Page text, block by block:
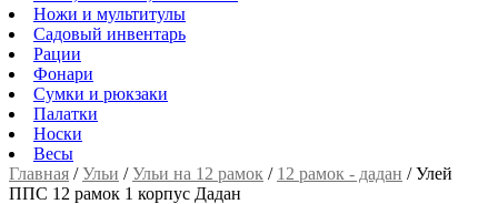
Ножи и мультитулы
Садовый инвентарь
Рации
Фонари
Сумки и рюкзаки
Палатки
Носки
Весы
Главная /Ульи /Ульи на 12 рамок / 12 рамок - дадан /Улей
ППС 12 рамок 1 корпус Дадан